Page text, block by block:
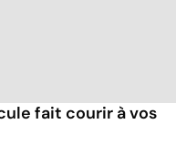
fait courir à vos